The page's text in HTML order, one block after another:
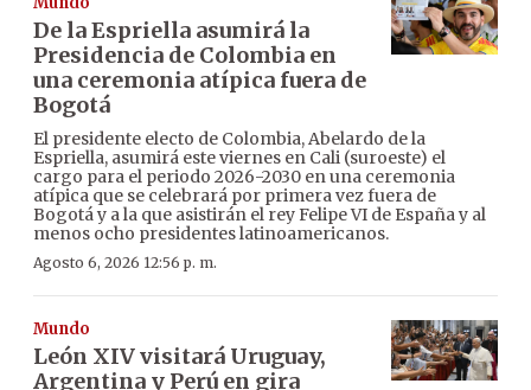
De la Espriella asumirá la
Presidencia de Colombia en
una ceremonia atípica fuera de
Bogotá
El presidente electo de Colombia, Abelardo de la
Espriella, asumirá este viernes en Cali (suroeste) el
cargo para el periodo 2026-2030 en una ceremonia
atípica que se celebrará por primera vez fuera de
Bogotá y a la que asistirán el rey Felipe VI de España y al
menos ocho presidentes latinoamericanos.
Agosto 6, 2026 12:56 p. m.
Mundo
León XIV visitará Uruguay,
Argentina y Perú en gira